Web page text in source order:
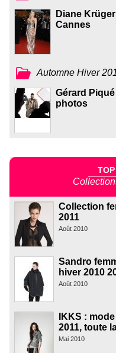
Diane
Cannes
Automne Hiver
Gérard
photos
Collection
2011
Août 2010
Sandro
hiver 2010
Août 2010
IKKS :
2011, toute
Mai 2010